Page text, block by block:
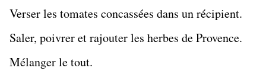
Verser les tomates concassées dans un récipient.
Saler, poivrer et rajouter les herbes de Provence.
Mélanger le tout.